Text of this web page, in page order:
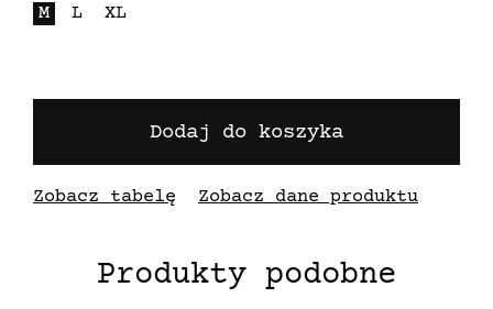
M
L XL
Dodaj do koszyka
Zobacz tabelę Zobacz dane produktu
Produkty podobne